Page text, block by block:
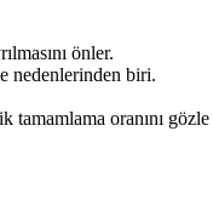
önler.
nedenlerinden biri.
oranını